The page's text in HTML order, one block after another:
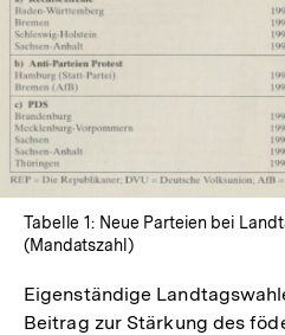
In
Tabelle 1: Neue Parteien bei
(Mandatszahl)
Eigenständige
Beitrag zur Stärkung des